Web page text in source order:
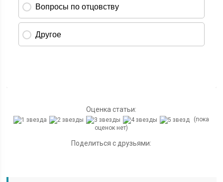
Оценка статьи:
(пока
оценок нет)
Поделиться с друзьями: